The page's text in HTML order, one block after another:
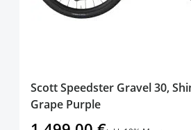
Scott Speedster Gravel 30,
Grape Purple